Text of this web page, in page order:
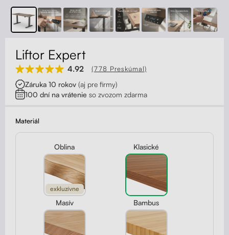
Kolieska
Stojany na monitor - Riser
Skrinky so zásuvkami a zásuvky
Akustické paravány
Opierky
Kontakt
Liftor Expert
4.92 (778 Preskúmal)
Záruka 10 rokov (aj pre firmy)
100 dní na vrátenie so zvozom zdarma
Materiál
Oblina
exkluzívne
Klasické
Masív Bambus